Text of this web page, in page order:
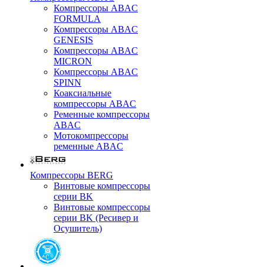
Компрессоры ABAC
FORMULA
Компрессоры ABAC
GENESIS
Компрессоры ABAC
MICRON
Компрессоры ABAC
SPINN
Коаксиальные
компрессоры ABAC
Ременные компрессоры
ABAC
Мотокомпрессоры
ременные ABAC
Компрессоры BERG
Винтовые компрессоры
серии BK
Винтовые компрессоры
серии BK (Ресивер и
Осушитель)